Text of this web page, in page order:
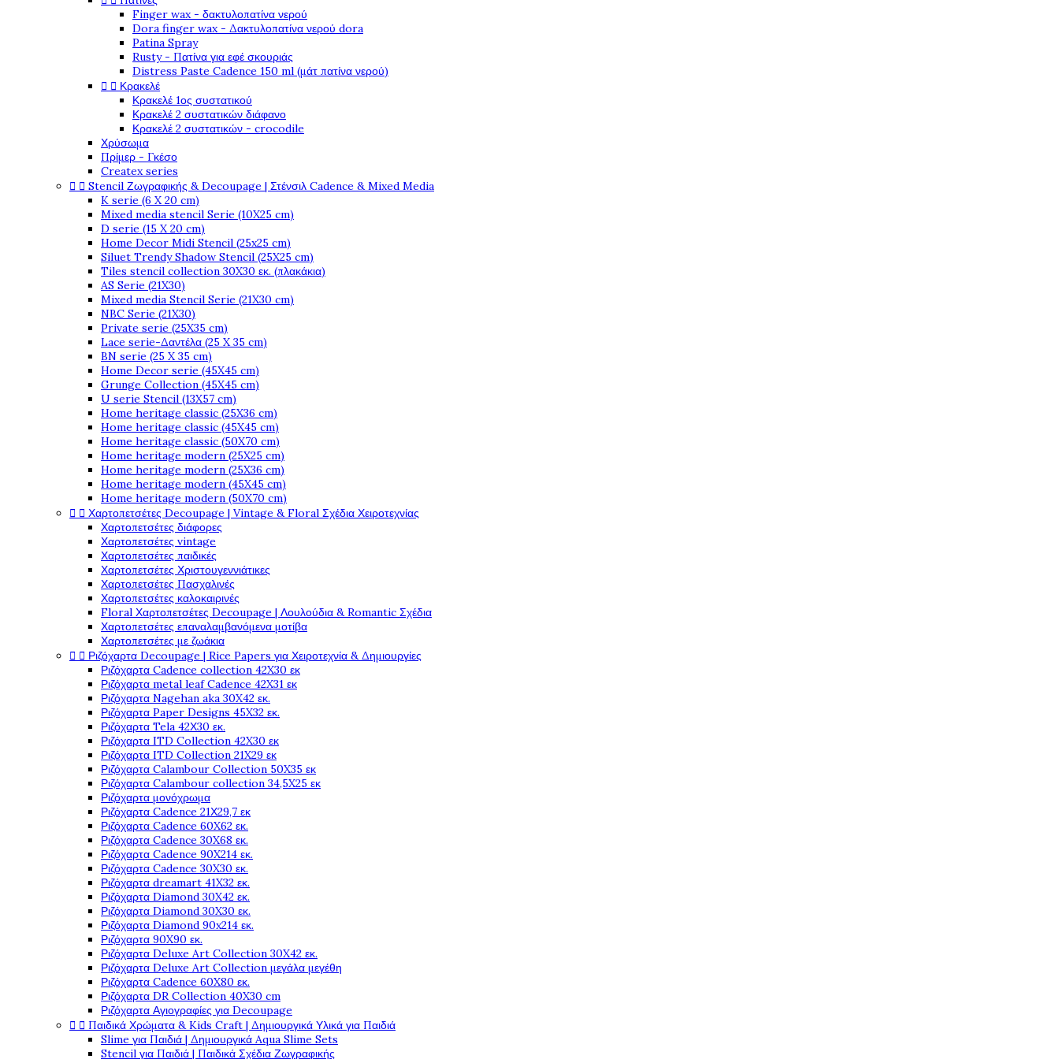
Finger wax - δακτυλοπατίνα νερού
Dora finger wax - Δακτυλοπατίνα νερού dora
Patina Spray
Rusty - Πατίνα για εφέ σκουριάς
Distress Paste Cadence 150 ml (μάτ πατίνα νερού)
  Κρακελέ
Κρακελέ 1ος συστατικού
Κρακελέ 2 συστατικών διάφανο
Κρακελέ 2 συστατικών - crocodile
Χρύσωμα
Πρίμερ - Γκέσο
Createx series
  Stencil Ζωγραφικής & Decoupage | Στένσιλ Cadence & Mixed Media
K serie (6 X 20 cm)
Mixed media stencil Serie (10X25 cm)
D serie (15 X 20 cm)
Home Decor Midi Stencil (25x25 cm)
Siluet Trendy Shadow Stencil (25X25 cm)
Tiles stencil collection 30X30 εκ. (πλακάκια)
AS Serie (21X30)
Mixed media Stencil Serie (21X30 cm)
NBC Serie (21X30)
Private serie (25X35 cm)
Lace serie-Δαντέλα (25 X 35 cm)
BN serie (25 X 35 cm)
Home Decor serie (45X45 cm)
Grunge Collection (45X45 cm)
U serie Stencil (13X57 cm)
Home heritage classic (25X36 cm)
Home heritage classic (45X45 cm)
Home heritage classic (50X70 cm)
Home heritage modern (25X25 cm)
Home heritage modern (25X36 cm)
Home heritage modern (45X45 cm)
Home heritage modern (50X70 cm)
  Χαρτοπετσέτες Decoupage | Vintage & Floral Σχέδια Χειροτεχνίας
Χαρτοπετσέτες διάφορες
Χαρτοπετσέτες vintage
Χαρτοπετσέτες παιδικές
Χαρτοπετσέτες Χριστουγεννιάτικες
Χαρτοπετσέτες Πασχαλινές
Χαρτοπετσέτες καλοκαιρινές
Floral Χαρτοπετσέτες Decoupage | Λουλούδια & Romantic Σχέδια
Χαρτοπετσέτες επαναλαμβανόμενα μοτίβα
Χαρτοπετσέτες με ζωάκια
  Ριζόχαρτα Decoupage | Rice Papers για Χειροτεχνία & Δημιουργίες
Ριζόχαρτα Cadence collection 42X30 εκ
Ριζόχαρτα metal leaf Cadence 42X31 εκ
Ριζόχαρτα Nagehan aka 30X42 εκ.
Ριζόχαρτα Paper Designs 45X32 εκ.
Ριζόχαρτα Tela 42Χ30 εκ.
Ριζόχαρτα ITD Collection 42X30 εκ
Ριζόχαρτα ITD Collection 21X29 εκ
Ριζόχαρτα Calambour Collection 50X35 εκ
Ριζόχαρτα Calambour collection 34,5X25 εκ
Ριζόχαρτα μονόχρωμα
Ριζόχαρτα Cadence 21Χ29,7 εκ
Ριζόχαρτα Cadence 60X62 εκ.
Ριζόχαρτα Cadence 30X68 εκ.
Ριζόχαρτα Cadence 90X214 εκ.
Ριζόχαρτα Cadence 30X30 εκ.
Ριζόχαρτα dreamart 41X32 εκ.
Ριζόχαρτα Diamond 30X42 εκ.
Ριζόχαρτα Diamond 30X30 εκ.
Ριζόχαρτα Diamond 90x214 εκ.
Ριζόχαρτα 90X90 εκ.
Ριζόχαρτα Deluxe Art Collection 30X42 εκ.
Ριζόχαρτα Deluxe Art Collection μεγάλα μεγέθη
Ριζόχαρτα Cadence 60X80 εκ.
Ριζόχαρτα DR Collection 40X30 cm
Ριζόχαρτα Αγιογραφίες για Decoupage
  Παιδικά Χρώματα & Kids Craft | Δημιουργικά Υλικά για Παιδιά
Slime για Παιδιά | Δημιουργικά Aqua Slime Sets
Stencil για Παιδιά | Παιδικά Σχέδια Ζωγραφικής